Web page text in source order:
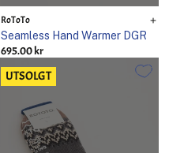
RoToTo
Seamless Hand Warmer DGR
695.00 kr
UTSOLGT